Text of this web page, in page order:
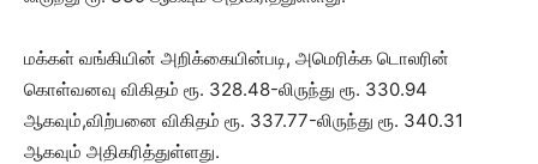
மக்கள் வங்கியின் அறிக்கையின்படி, அமெரிக்க டொலரின்
கொள்வனவு விகிதம் ரூ. 328.48-லிருந்து ரூ. 330.94
ஆகவும்,விற்பனை விகிதம் ரூ. 337.77-லிருந்து ரூ. 340.31
ஆகவும் அதிகரித்துள்ளது.